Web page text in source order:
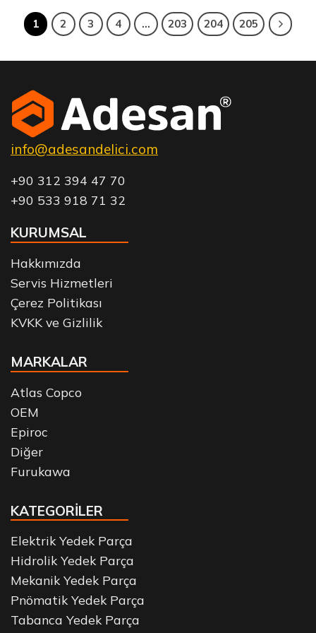
1 2 3 4 … 203 204 205
info@adesandelici.com
+90 312 394 47 70
+90 533 918 71 32
KURUMSAL
Hakkımızda
Servis Hizmetleri
Çerez Politikası
KVKK ve Gizlilik
MARKALAR
Atlas Copco
OEM
Epiroc
Diğer
Furukawa
KATEGORİLER
Elektrik Yedek Parça
Hidrolik Yedek Parça
Mekanik Yedek Parça
Pnömatik Yedek Parça
Tabanca Yedek Parça